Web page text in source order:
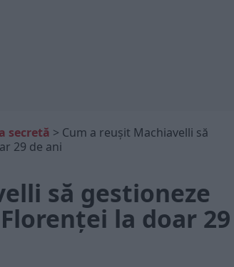
secretă > Cum a reușit Machiavelli să
29 de ani
să gestioneze
la doar 29